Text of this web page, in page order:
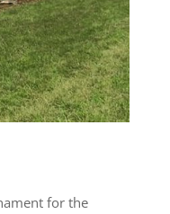
for the